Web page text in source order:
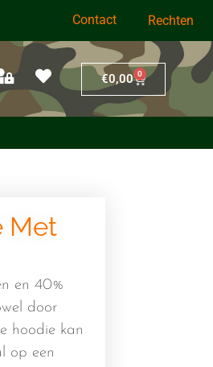
Contact Rechten
€0,00 0
Met
en 40%
door
hoodie kan
op een